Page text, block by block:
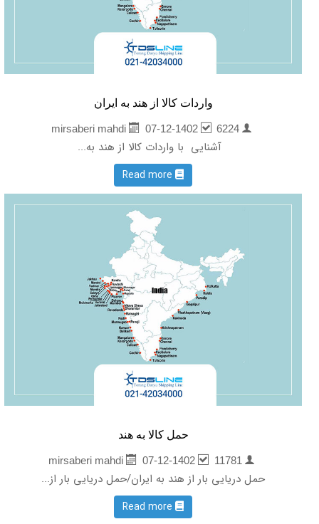
واردات کالا از هند به ایران
mirsaberi mahdi
07-12-1402 6224
آشنایی با واردات کالا از هند به...
Read more
حمل کالا به هند
mirsaberi mahdi
07-12-1402 11781
حمل دریایی بار از هند به ایران/حمل دریایی بار از...
Read more